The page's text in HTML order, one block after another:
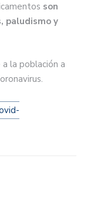
son
paludismo y
la población a